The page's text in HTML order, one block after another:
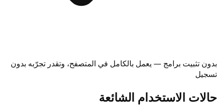
بدون تثبيت برامج — يعمل بالكامل في المتصفح، وتقدر تجرّبه بدون
تسجيل
حالات الاستخدام الشائعة